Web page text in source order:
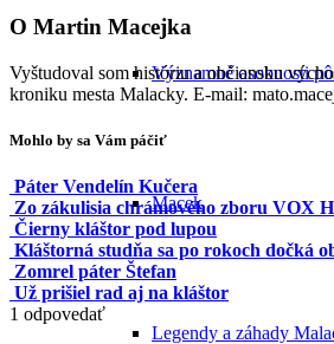
Významné osobnosti
Macek
Legendy a záhady
O Martin Macejka
Vyštudoval som históriu a občiansku
kroniku mesta Malacky. E-mail:
Mohlo by sa Vám páčiť
Páter Vendelín Kučera
Zo zákulisia chrámového zboru VOX
Čierny kláštor pod lupou
Kláštorná studňa sa po rokoch dočká
Zomrel páter Štefan
Už prišiel rad aj na kláštor
1 odpovedať